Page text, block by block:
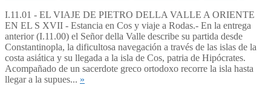
I.11.01 - EL VIAJE DE PIETRO DELLA VALLE A ORIENTE
EN EL S XVII - Estancia en Cos y viaje a Rodas.- En la entrega
anterior (I.11.00) el Señor della Valle describe su partida desde
Constantinopla, la dificultosa navegación a través de las islas de la
costa asiática y su llegada a la isla de Cos, patria de Hipócrates.
Acompañado de un sacerdote greco ortodoxo recorre la isla hasta
llegar a la supues... »